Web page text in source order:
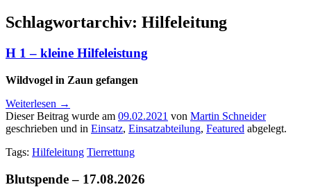
Schlagwortarchiv: Hilfeleitung
H 1 – kleine Hilfeleistung
Wildvogel in Zaun gefangen
Weiterlesen →
Dieser Beitrag wurde am 09.02.2021 von Martin Schneider
geschrieben und in Einsatz, Einsatzabteilung, Featured abgelegt.
Tags: Hilfeleitung Tierrettung
Blutspende – 17.08.2026